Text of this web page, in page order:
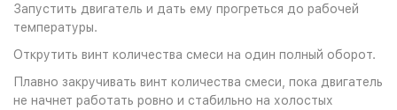
Запустить двигатель и дать ему прогреться до рабочей
температуры.
Открутить винт количества смеси на один полный оборот.
Плавно закручивать винт количества смеси, пока двигатель
не начнет работать ровно и стабильно на холостых